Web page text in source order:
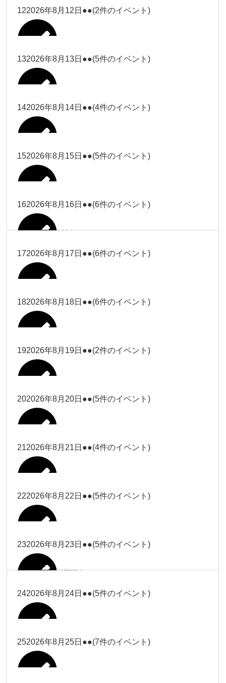
関谷
関谷
院長
関谷（17-
19時）
関谷（17-19時）
院長
Close Close
2026年8月1日
武井(9時ー18時)
関谷（17-
19時）
関谷（17-19時）
院長
Close Close
2026年8月2日
武井
武井
関谷（17-
19時）
関谷（17-19時）
院長
Close Close
2026年8月3日
小林
松本
Close
2026年8月4日
関谷（17-
Close
関谷（17-19時）
2026年8月6日
院長
院長
松本（9時ー18時）
2026年8月7日
Close
武井
2026年8月7日
関谷（17-
Close
関谷（17-19時）
2026年8月7日
小林
Close Close
2026年8月8日
Close
武井
2026年8月8日
関谷（17-
Close
関谷（17-19時）
2026年8月8日
院長
院長
Close Close
塩川
2026年8月9日
大西
大西
小林
Close
2026年8月9日
ー18時）
Close Close
2026年8月9日
19時）
Close Close
2026年8月9日
小林
松本（9時
ー18時）
Close Close
松本（9時ー18時）
2026年8月10日
Close
武井
2026年8月10日
関谷（17-
Close
関谷（17-19時）
2026年8月10日
院長
院長
塩川（9時
Close Close
塩川（9時ー18時）
2026年8月11日
小林
Close Close
小林
2026年8月11日
時ー19
時）
松本（17時ー19時）
武井
Close
2026年8月11日
Close Close
院長
2026年8月11日
122026年8月12日 ●●(2件のイベント)
塩川
塩川
松本
Close Close
松本
2026年8月12日
132026年8月13日 ●●(5件のイベント)
塩川
塩川
Close Close
大西
2026年8月13日
武井
武井
関谷（17-
19時）
関谷（17-19時）
院長
Close Close
142026年8月14日 ●●(4件のイベント)
塩川
塩川
松本（9時
ー18時）
Close Close
松本（9時ー18時）
2026年8月14日
Close
武井
2026年8月14日
関谷（17-
Close
関谷（17-19時）
2026年8月14日
152026年8月15日 ●●(5件のイベント)
冨田（9時
Close Close
冨田（9時ー18時）
2026年8月15日
小林
Close Close
2026年8月15日
Close
武井
2026年8月15日
関谷（17-
Close
関谷（17-19時）
162026年8月16日 ●●(6件のイベント)
大西
大西
Close Close
小林
2026年8月16日
武井(9時ー
Close
武井(9時ー18時)
2026年8月16日
無題のイベ
172026年8月17日 ●●(6件のイベント)
塩川
塩川
大西
Close Close
大西
2026年8月17日
小林
小林
182026年8月18日 ●●(6件のイベント)
冨田（17
時）
Close Close
2026年8月18日
大西（9時
ー18時）
Close Close
大西（9時ー18時）
2026年8月18日
小林
192026年8月19日 ●●(2件のイベント)
冨田
冨田
塩川
Close Close
塩川
2026年8月19日
202026年8月20日 ●●(5件のイベント)
冨田
冨田
Close Close
塩川
2026年8月20日
212026年8月21日 ●●(4件のイベント)
塩川
塩川
松本（9時
ー18時）
Close Close
222026年8月22日 ●●(5件のイベント)
冨田（9時
Close Close
冨田（9時ー18時）
2026年8月22日
232026年8月23日 ●●(5件のイベント)
小林
小林
242026年8月24日 ●●(5件のイベント)
大西
252026年8月25日 ●●(7件のイベント)